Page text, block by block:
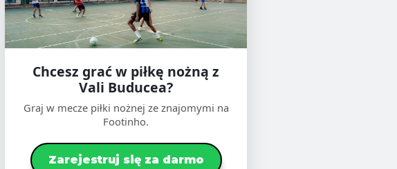
Chcesz grać w piłkę nożną z
Vali Buducea?
Graj w mecze piłki nożnej ze znajomymi na
Footinho.
Zarejestruj się za darmo